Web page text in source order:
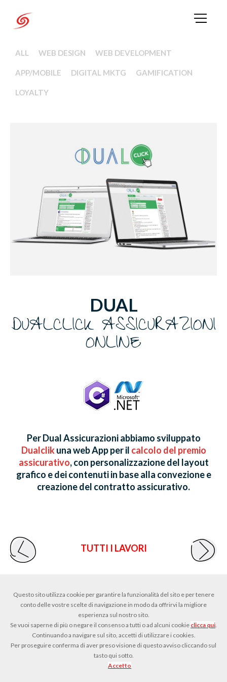
ALL WEB DESIGN WEB DEVELOPMENT
APP/MOBILE DIGITAL MKTG GAMIFICATION
LOYALTY
DUAL
DUALCLICK ASSICURAZIONI
ONLINE
Per Dual Assicurazioni abbiamo sviluppato
Dualclikuna web App per il calcolo del premio
assicurativo, con personalizzazione del layout
grafico e dei contenuti in base alla convezione e
creazione del contratto assicurativo.
TUTTI I LAVORI
© 2018 - MONFORTE S.R.L. P. IVA 00145720140
LAVORA CON NOI
CONTATTI PRIVACY
Questo sito utilizza cookie per garantire la funzionalità del sito e per tenere
conto delle vostre scelte di navigazione in modo da offrirvi la migliore
esperienza sul nostro sito.
Se vuoi saperne di più o negare il consenso a tutti o ad alcuni cookie clicca qui.
Continuando a navigare sul sito, accetti di utilizzare i cookies.
Per proseguire conferma di aver preso visione di questo avviso cliccando sul
tasto qui sotto.
Accetto